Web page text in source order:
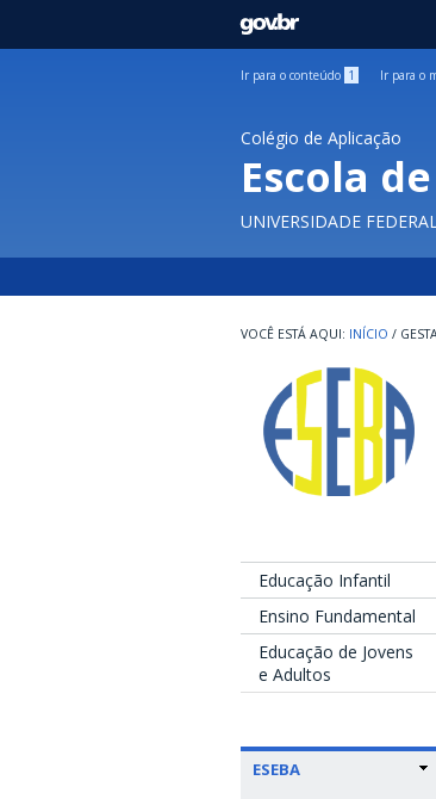
GOVBR
Ir para o conteúdo 1 Ir para o
Colégio de Aplicação
Escola
UNIVERSIDADE
INÍCIO /
Educação Infantil
Ensino Fundamental
Educação de Jovens
e Adultos
ESEBA